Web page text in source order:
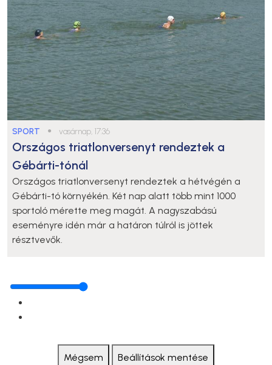
SPORT ● vasárnap, 17:36
Országos triatlonversenyt rendeztek a
Gébárti-tónál
Országos triatlonversenyt rendeztek a hétvégén a
Gébárti-tó környékén. Két nap alatt több mint 1000
sportoló mérette meg magát. A nagyszabású
eseményre idén már a határon túlról is jöttek
résztvevők.
Mégsem Beállítások mentése